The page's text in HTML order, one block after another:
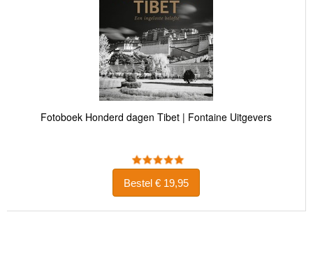
Fotoboek Honderd dagen Tibet | Fontaine Uitgevers
Bestel € 19,95